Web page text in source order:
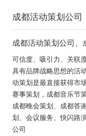
成都活动策划公司
成都活动策划公司
司、成都庆典活动策
都音乐节策划公司
可信度、吸引力、关联
具有品牌战略思想的
动策划是最直接获得市
赛事策划，成都音乐节
成都晚会策划、成都答
划、会议服务、快闪路
公司